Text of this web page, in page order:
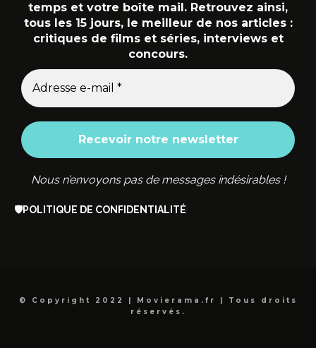
temps et votre boîte mail. Retrouvez ainsi,
tous les 15 jours, le meilleur de nos articles :
critiques de films et séries, interviews et
concours.
Nous n’envoyons pas de messages indésirables !
🛡️POLITIQUE DE CONFIDENTIALITÉ
© Copyright 2022 | Movierama.fr | Tous droits
réservés.